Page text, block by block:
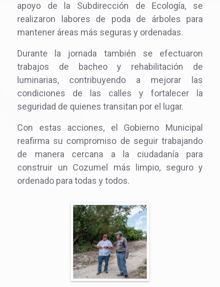
apoyo de la Subdirección de Ecología, se
realizaron labores de poda de árboles para
mantener áreas más seguras y ordenadas.
Durante la jornada también se efectuaron
trabajos de bacheo y rehabilitación de
luminarias, contribuyendo a mejorar las
condiciones de las calles y fortalecer la
seguridad de quienes transitan por el lugar.
Con estas acciones, el Gobierno Municipal
reafirma su compromiso de seguir trabajando
de manera cercana a la ciudadanía para
construir un Cozumel más limpio, seguro y
ordenado para todas y todos.